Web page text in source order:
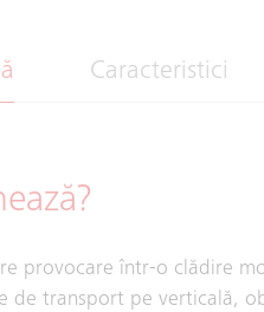
Caracteristici
provocare într-o clădire
de transport pe verticală,